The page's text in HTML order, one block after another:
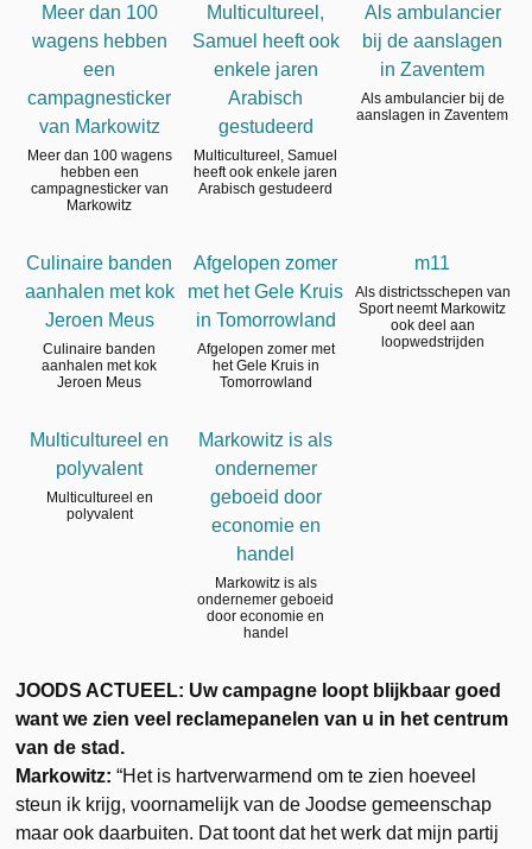
Meer dan 100
wagens hebben
een
campagnesticker
van Markowitz
Meer dan 100 wagens
hebben een
campagnesticker van
Markowitz
Multicultureel,
Samuel heeft ook
enkele jaren
Arabisch
gestudeerd
Multicultureel, Samuel
heeft ook enkele jaren
Arabisch gestudeerd
Als ambulancier
bij de aanslagen
in Zaventem
Als ambulancier bij de
aanslagen in Zaventem
Culinaire banden
aanhalen met kok
Jeroen Meus
Culinaire banden
aanhalen met kok
Jeroen Meus
Afgelopen zomer
met het Gele Kruis
in Tomorrowland
Afgelopen zomer met
het Gele Kruis in
Tomorrowland
m11
Als districtsschepen van
Sport neemt Markowitz
ook deel aan
loopwedstrijden
Multicultureel en
polyvalent
Multicultureel en
polyvalent
Markowitz is als
ondernemer
geboeid door
economie en
handel
Markowitz is als
ondernemer geboeid
door economie en
handel
JOODS ACTUEEL: Uw campagne loopt blijkbaar goed
want we zien veel reclamepanelen van u in het centrum
van de stad.
Markowitz: “Het is hartverwarmend om te zien hoeveel
steun ik krijg, voornamelijk van de Joodse gemeenschap
maar ook daarbuiten. Dat toont dat het werk dat mijn partij